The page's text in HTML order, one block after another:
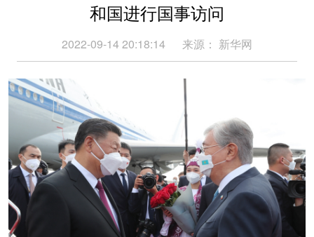
视频 图片
中央文件 金融
学术中国 银龄
城市 旅游 能源
彩票 娱乐 时尚 悦读
一带一路 亚太网 上市公司
和国进行国事访问
2022-09-14 20:18:14 来源： 新华网